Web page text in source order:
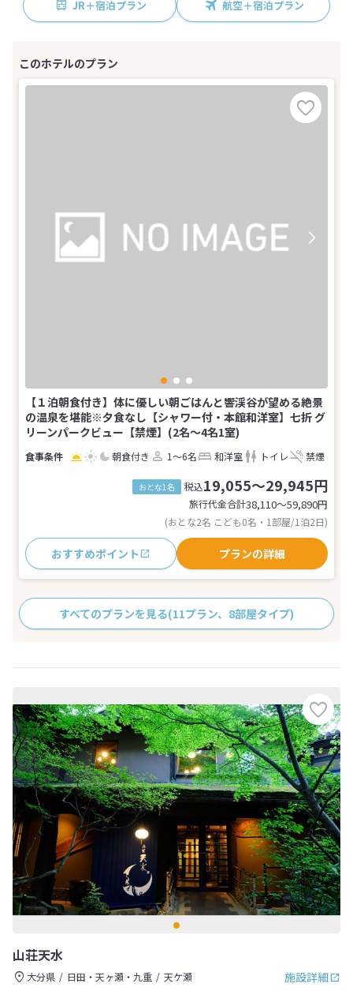
JR＋宿泊プラン 航空＋宿泊プラン
【１泊朝食付き】体に優しい朝ごはんと響渓谷が望める絶景
の温泉を堪能※夕食なし【シャワー付・本館和洋室】七折 グ
リーンパークビュー【禁煙】(2名～4名1室)
朝食付き 1～6名 和洋室 トイレ 禁煙
おとな1名 税込19,055～29,945円
旅行代金合計38,110〜59,890円
(おとな2名 こども0名・1部屋/1泊2日)
おすすめポイント プランの詳細
すべてのプランを見る(11プラン、8部屋タイプ)
山荘天水
施設詳細
大分県 日田・天ヶ瀬・九重 天ケ瀬